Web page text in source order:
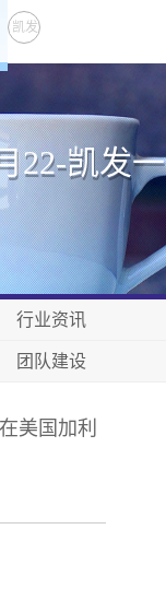
凯发
22-凯发一
行业资讯
团队建设
美国加利